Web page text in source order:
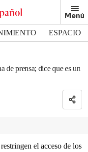
Menú
ESPACIO
de prensa; dice que es un
el acceso de los